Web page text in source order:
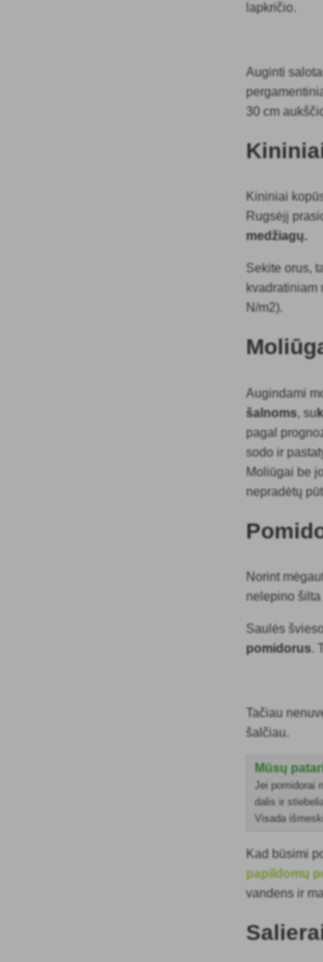
lapkričio.
Auginti
30 cm
Kininiai
Rugsėjį
medžiagų.
Sekite orus,
kvadratiniam
N/m2).
Augindami
šalnoms, su
pagal
sodo ir
Moliūgai be
nepradėtų
Norint
nelepino
Saulės
pomidorus.
Tačiau
šalčiau.
Mūsų
Jei pomidorai
dalis ir
Visada
Kad būsimi
papildomų
vandens ir